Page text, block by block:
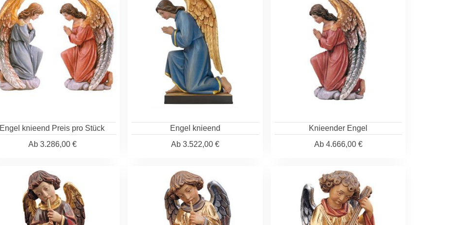
Engel knieend Preis pro Stück
Ab3.286,00 €
Engel knieend
Ab3.522,00 €
Knieender Engel
Ab4.666,00 €